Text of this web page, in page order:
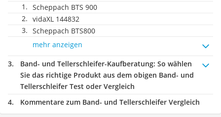
Scheppach BTS 900
vidaXL 144832
Scheppach BTS800
mehr anzeigen
Band- und Tellerschleifer-Kaufberatung: So wählen
Sie das richtige Produkt aus dem obigen Band- und
Tellerschleifer Test oder Vergleich
Kommentare zum Band- und Tellerschleifer Vergleich